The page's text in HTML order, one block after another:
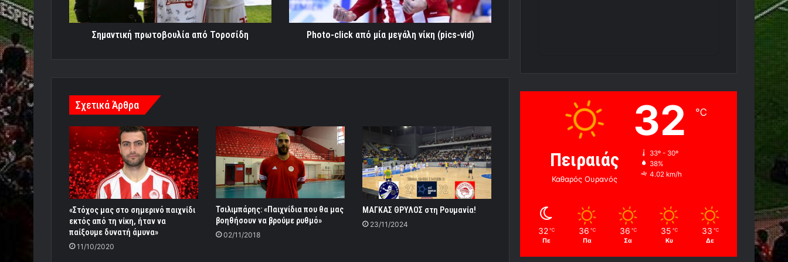
Σημαντική πρωτοβουλία από Τοροσίδη
vid)
Photo-click από μία μεγάλη νίκη (pics-vid)
Σχετικά Άρθρα
«Στόχος μας στο σημερινό παιχνίδι
εκτός από τη νίκη, ήταν να
παίξουμε δυνατή άμυνα»
11/10/2020
Τσιλιμπάρης: «Παιχνίδια που θα μας
βοηθήσουν να βρούμε ρυθμό»
02/11/2018
ΜΑΓΚΑΣ ΘΡΥΛΟΣ στη Ρουμανία!
23/11/2024
Πειραιάς
Καθαρός Ουρανός
32 ℃
33º - 30º
38%
4.02 km/h
32 ℃
Πε
36 ℃
Πα
36 ℃
Σα
35 ℃
Κυ
33 ℃
Δε